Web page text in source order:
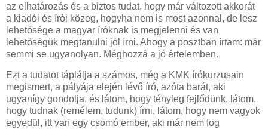
az elhatározás és a biztos tudat, hogy már változott akkorát
a kiadói és írói közeg, hogyha nem is most azonnal, de lesz
lehetősége a magyar íróknak is megjelenni és van
lehetőségük megtanulni jól írni. Ahogy a posztban írtam: már
semmi se ugyanolyan. Méghozzá a jó értelemben.
Ezt a tudatot táplálja a számos, még a KMK írókurzusain
megismert, a pályája elején lévő író, azóta barát, aki
ugyanígy gondolja, és látom, hogy tényleg fejlődünk, látom,
hogy tudnak (remélem, tudunk) írni, látom, hogy nem vagyok
egyedül, itt van egy csomó ember, aki már nem fog